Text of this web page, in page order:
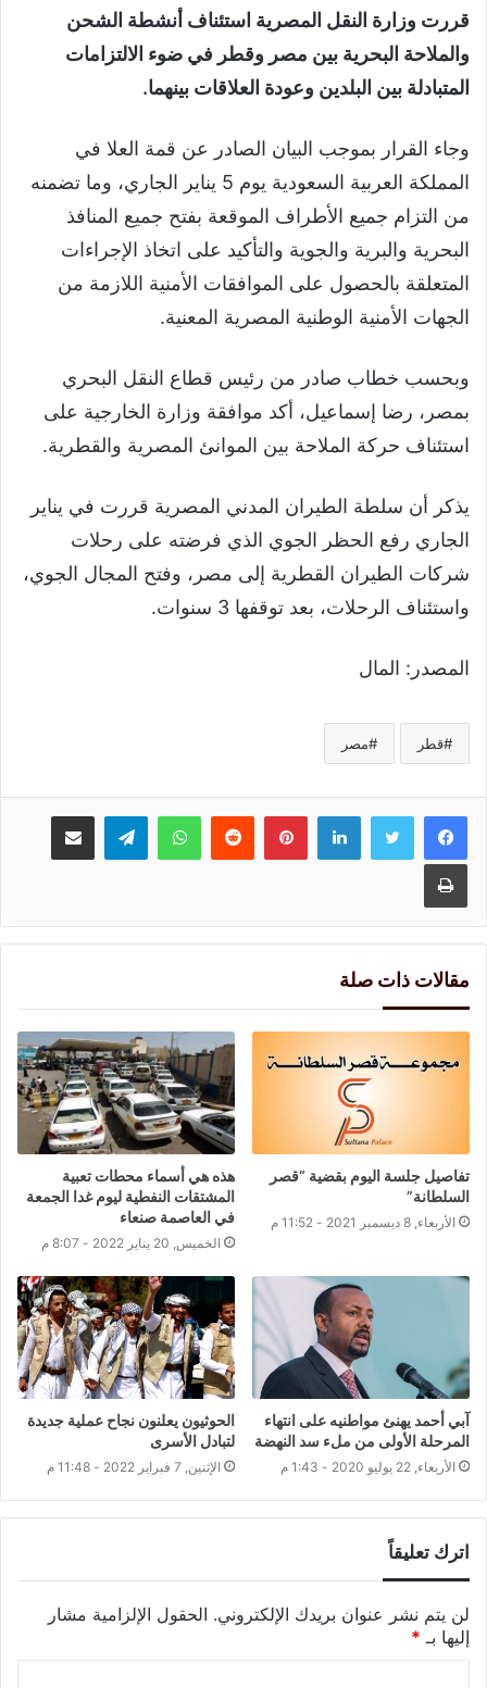
قررت وزارة النقل المصرية استئناف أنشطة الشحن
والملاحة البحرية بين مصر وقطر في ضوء الالتزامات
المتبادلة بين البلدين وعودة العلاقات بينهما.
وجاء القرار بموجب البيان الصادر عن قمة العلا في
المملكة العربية السعودية يوم 5 يناير الجاري، وما تضمنه
من التزام جميع الأطراف الموقعة بفتح جميع المنافذ
البحرية والبرية والجوية والتأكيد على اتخاذ الإجراءات
المتعلقة بالحصول على الموافقات الأمنية اللازمة من
الجهات الأمنية الوطنية المصرية المعنية.
وبحسب خطاب صادر من رئيس قطاع النقل البحري
بمصر، رضا إسماعيل، أكد موافقة وزارة الخارجية على
استئناف حركة الملاحة بين الموانئ المصرية والقطرية.
يذكر أن سلطة الطيران المدني المصرية قررت في يناير
الجاري رفع الحظر الجوي الذي فرضته على رحلات
شركات الطيران القطرية إلى مصر، وفتح المجال الجوي،
واستئناف الرحلات، بعد توقفها 3 سنوات.
المصدر: المال
قطر مصر
لينكدإنبينتيريست واتسابتيلقرام مشاركة عبر البريد
طباعة
مقالات ذات صلة
تفاصيل جلسة اليوم بقضية “قصر
السلطانة”
الأربعاء, 8 ديسمبر 2021 - 11:52 م
هذه هي أسماء محطات تعبية
المشتقات النفطية ليوم غدا الجمعة
في العاصمة صنعاء
الخميس, 20 يناير 2022 - 8:07 م
آبي أحمد يهنئ مواطنيه على انتهاء
المرحلة الأولى من ملء سد النهضة
الأربعاء, 22 يوليو 2020 - 1:43 م
الحوثيون يعلنون نجاح عملية جديدة
لتبادل الأسرى
الإثنين, 7 فبراير 2022 - 11:48 م
اترك تعليقاً
لن يتم نشر عنوان بريدك الإلكتروني. الحقول الإلزامية مشار
إليها بـ *